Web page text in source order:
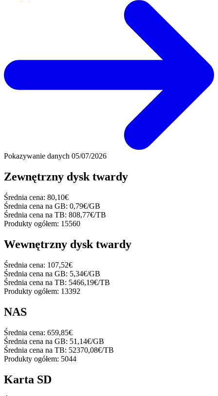
Pokazywanie danych 05/07/2026
Zewnętrzny dysk twardy
Średnia cena: 80,10€
Średnia cena na GB: 0,79€/GB
Średnia cena na TB: 808,77€/TB
Produkty ogółem: 15560
Wewnętrzny dysk twardy
Średnia cena: 107,52€
Średnia cena na GB: 5,34€/GB
Średnia cena na TB: 5466,19€/TB
Produkty ogółem: 13392
NAS
Średnia cena: 659,85€
Średnia cena na GB: 51,14€/GB
Średnia cena na TB: 52370,08€/TB
Produkty ogółem: 5044
Karta SD